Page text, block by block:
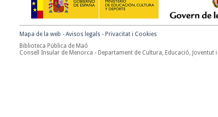
Mapa de la web - Avisos legals - Privacitat i Cookies
Biblioteca Pública de Maó
Consell Insular de Menorca - Departament de Cultura, Educació, Joventut